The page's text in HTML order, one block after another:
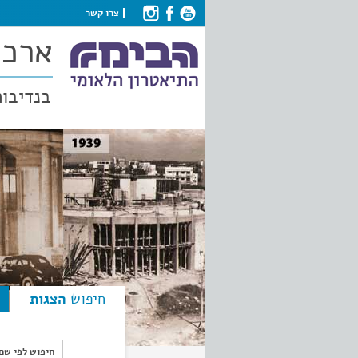
צרו קשר
חיפוש הצגות
חיפוש לפי